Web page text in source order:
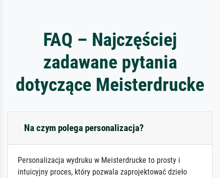
FAQ – Najczęściej
zadawane pytania
dotyczące Meisterdrucke
Na czym polega personalizacja?
Personalizacja wydruku w Meisterdrucke to prosty i
intuicyjny proces, który pozwala zaprojektować dzieło